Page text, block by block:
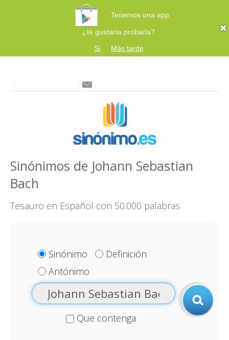
Tenemos una app
¿te gustaría probarla?
Sí
Más tarde
Sinónimos de Johann Sebastian
Bach
Tesauro en Español con 50.000 palabras
Sinónimo
Definición
Antónimo
Que contenga